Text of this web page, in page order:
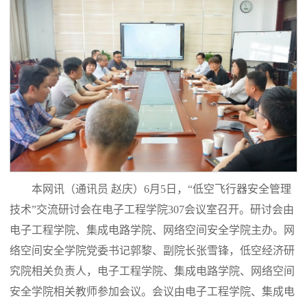
本网讯 （通讯员 赵庆） 6月5日，“低空飞行器安全管理
技术”交流研讨会在电子工程学院307会议室召开。研讨会由
电子工程学院、集成电路学院、网络空间安全学院主办。
网
络空间安全学院党委书记郭黎、副院长张雪锋，低空经济研
究院相关负责人，电子工程学院、 集成电路学院、网络空间
安全学院相关教师参加会议。会议由电子工程学院、 集成电